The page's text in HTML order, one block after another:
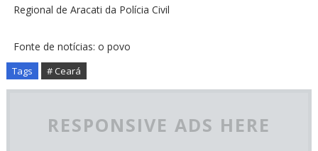
Regional de Aracati da Polícia Civil
Fonte de notícias: o povo
Tags # Ceará
RESPONSIVE ADS HERE